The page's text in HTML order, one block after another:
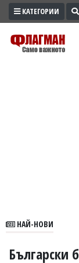
ПРОМО
ЗОНА
В
КАТЕГОРИИ
НАЙ-НОВИ
Български